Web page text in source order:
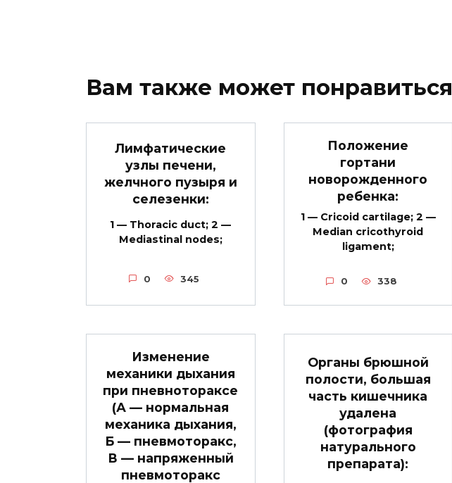
Вам также может понравиться
Лимфатические
узлы печени,
желчного пузыря и
селезенки:
1 — Thoracic duct; 2 —
Mediastinal nodes;
0 345
Положение
гортани
новорожденного
ребенка:
1 — Cricoid cartilage; 2 —
Median cricothyroid
ligament;
0 338
Изменение
механики дыхания
при пневнотораксе
(А — нормальная
механика дыхания,
Б — пневмоторакс,
В — напряженный
пневмоторакс
Органы брюшной
полости, большая
часть кишечника
удалена
(фотография
натурального
препарата):